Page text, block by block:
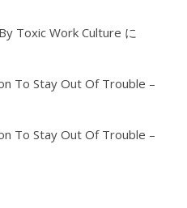
Toxic Work Culture に
To Stay Out Of Trouble –
To Stay Out Of Trouble –